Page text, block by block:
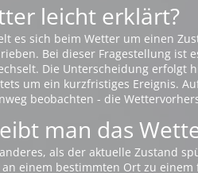
leicht erklärt?
es sich beim Wetter um einen
Bei dieser Fragestellung
Die Unterscheidung
um ein kurzfristiges Ereignis.
beobachten - die
man das
als der aktuelle Zustand
einem bestimmten Ort zu